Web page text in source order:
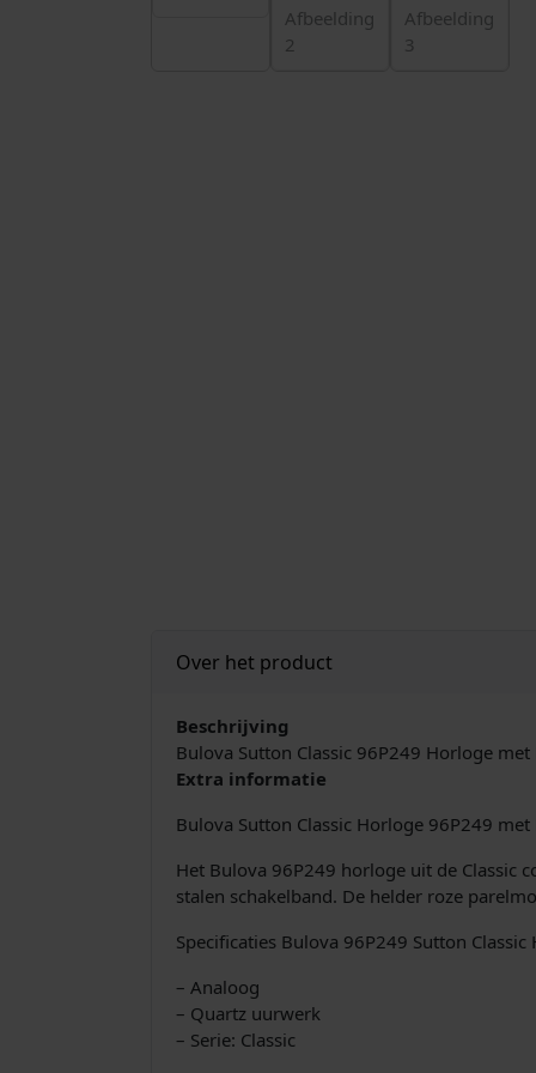
Over het product
Beschrijving
Bulova Sutton Classic 96P249 Horloge met
Extra informatie
Bulova Sutton Classic Horloge 96P249
Het Bulova 96P249 horloge uit de Classic
stalen schakelband. De helder roze
Specificaties Bulova 96P249 Sutton Classic
– Analoog
– Quartz uurwerk
– Serie: Classic